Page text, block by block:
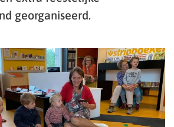
georganiseerd.